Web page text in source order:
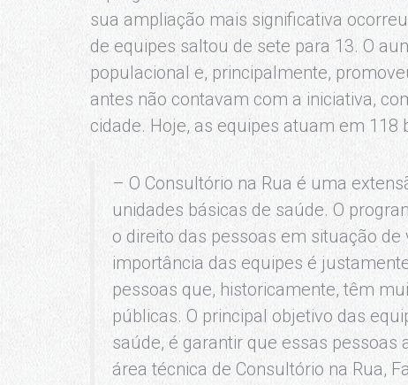
sua ampliação mais significativa
de equipes saltou de sete para 13. O
populacional e, principalmente,
antes não contavam com a iniciativa,
cidade. Hoje, as equipes atuam em 118
– O Consultório na Rua é uma
unidades básicas de saúde. O
o direito das pessoas em situação
importância das equipes é
pessoas que, historicamente, têm
públicas. O principal objetivo das
saúde, é garantir que essas
área técnica de Consultório na Rua,